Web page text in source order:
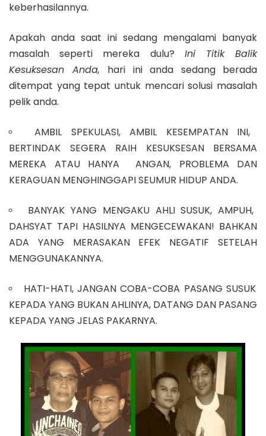
keberhasilannya.
Apakah anda saat ini sedang mengalami banyak
masalah seperti mereka dulu? Ini Titik Balik
Kesuksesan Anda, hari ini anda sedang berada
ditempat yang tepat untuk mencari solusi masalah
pelik anda.
AMBIL SPEKULASI, AMBIL KESEMPATAN INI,
BERTINDAK SEGERA RAIH KESUKSESAN BERSAMA
MEREKA ATAU HANYA ANGAN, PROBLEMA DAN
KERAGUAN MENGHINGGAPI SEUMUR HIDUP ANDA.
BANYAK YANG MENGAKU AHLI SUSUK, AMPUH,
DAHSYAT TAPI HASILNYA MENGECEWAKAN! BAHKAN
ADA YANG MERASAKAN EFEK NEGATIF SETELAH
MENGGUNAKANNYA.
HATI-HATI, JANGAN COBA-COBA PASANG SUSUK
KEPADA YANG BUKAN AHLINYA, DATANG DAN PASANG
KEPADA YANG JELAS PAKARNYA.